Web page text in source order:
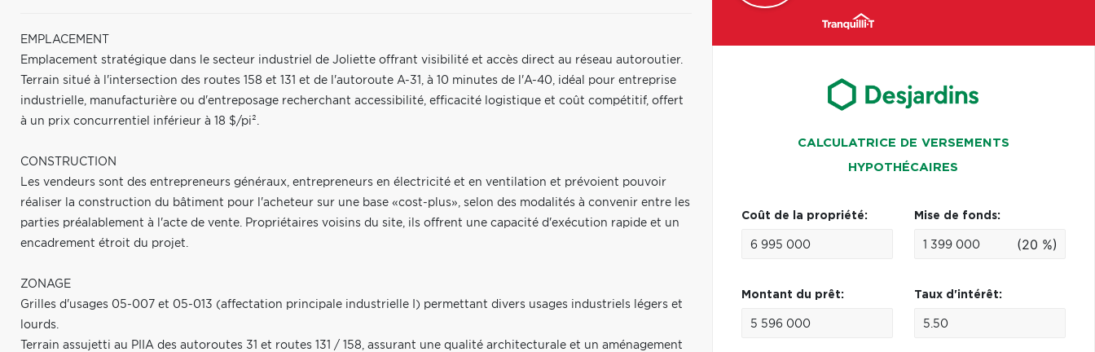
EMPLACEMENT
Emplacement stratégique dans le secteur industriel de Joliette offrant visibilité et accès direct au réseau autoroutier.
Terrain situé à l'intersection des routes 158 et 131 et de l'autoroute A-31, à 10 minutes de l'A-40, idéal pour entreprise
industrielle, manufacturière ou d'entreposage recherchant accessibilité, efficacité logistique et coût compétitif, offert
à un prix concurrentiel inférieur à 18 $/pi².
CONSTRUCTION
Les vendeurs sont des entrepreneurs généraux, entrepreneurs en électricité et en ventilation et prévoient pouvoir
réaliser la construction du bâtiment pour l'acheteur sur une base «cost-plus», selon des modalités à convenir entre les
parties préalablement à l'acte de vente. Propriétaires voisins du site, ils offrent une capacité d'exécution rapide et un
encadrement étroit du projet.
ZONAGE
Grilles d'usages 05-007 et 05-013 (affectation principale industrielle I) permettant divers usages industriels légers et
lourds.
Terrain assujetti au PIIA des autoroutes 31 et routes 131 / 158, assurant une qualité architecturale et un aménagement
CALCULATRICE DE VERSEMENTS
HYPOTHÉCAIRES
Coût de la propriété: Mise de fonds:
(20 %)
Montant du prêt: Taux d'intérêt: